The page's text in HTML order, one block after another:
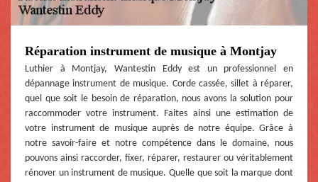
Réparation instrument de musique à Montjay
Luthier à Montjay, Wantestin Eddy est un professionnel en
dépannage instrument de musique. Corde cassée, sillet à réparer,
quel que soit le besoin de réparation, nous avons la solution pour
raccommoder votre instrument. Faites ainsi une estimation de
votre instrument de musique auprès de notre équipe. Grâce à
notre savoir-faire et notre compétence dans le domaine, nous
pouvons ainsi raccorder, fixer, réparer, restaurer ou véritablement
rénover un instrument de musique. Quelle que soit la marque dont